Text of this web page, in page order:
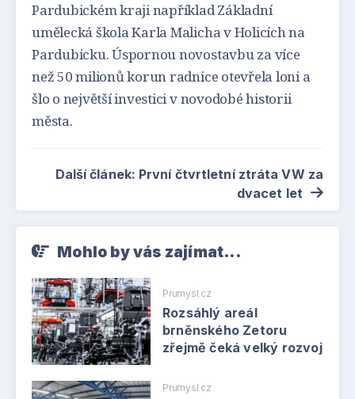
Pardubickém kraji například Základní
umělecká škola Karla Malicha v Holicích na
Pardubicku. Úspornou novostavbu za více
než 50 milionů korun radnice otevřela loni a
šlo o největší investici v novodobé historii
města.
Další článek: První čtvrtletní ztráta VW za
dvacet let
Mohlo by vás zajímat...
Prumysl.cz
Rozsáhlý areál
brněnského Zetoru
zřejmě čeká velký rozvoj
Prumysl.cz